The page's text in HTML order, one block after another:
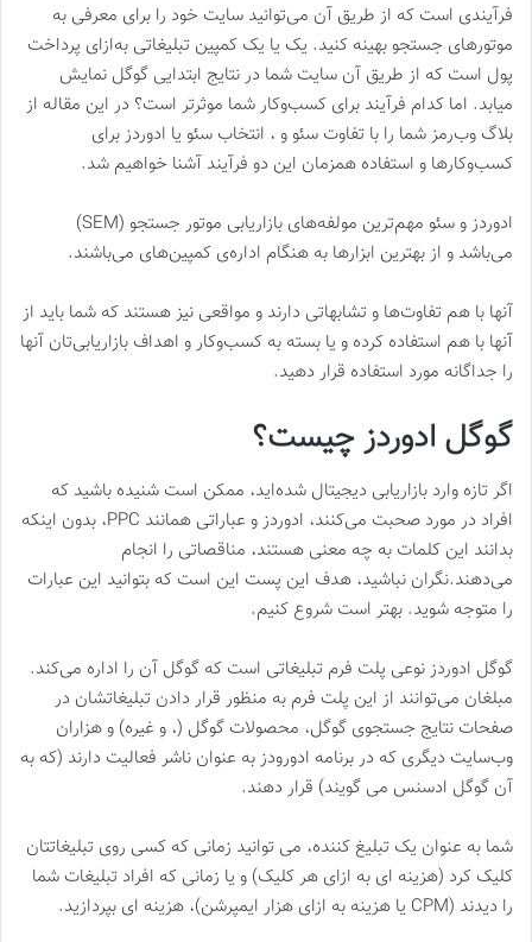
فرآیندی است که از طریق آن می‌‌توانید سایت خود را برای معرفی به
موتورهای جستجو بهینه کنید. یک یا یک کمپین تبلیغاتی به‌ازای پرداخت
پول است که از طریق آن سایت شما در نتایج ابتدایی گوگل نمایش
میابد. اما کدام فرآیند برای کسب‌وکار شما موثرتر است؟ در این مقاله از
بلاگ وب‌رمز شما را با تفاوت سئو و ، انتخاب سئو یا ادوردز برای
کسب‌وکارها و استفاده همزمان این دو فرآیند آشنا خواهیم شد.
ادوردز و سئو مهم‌ترین مولفه‌های بازاریابی موتور جستجو (SEM)
می‌باشد و از بهترین ابزارها به هنگام اداره‌ی کمپین‌های می‌باشند.
آنها با هم تفاوت‌ها و تشابهاتی دارند و مواقعی نیز هستند که شما باید از
آنها با هم استفاده کرده و یا بسته به کسب‌و‌کار و اهداف بازاریابی‌تان آنها
را جداگانه مورد استفاده قرار دهید.
گوگل ادوردز چیست؟
اگر تازه وارد بازاریابی دیجیتال شده‌اید، ممکن است شنیده باشید که
افراد در مورد صحبت می‌کنند، ادوردز و عباراتی همانند PPC، بدون اینکه
بدانند این کلمات به چه معنی هستند، مناقصاتی را انجام
می‌دهند.نگران نباشید، هدف این پست این است که بتوانید این عبارات
را متوجه شوید. بهتر است شروع کنیم.
گوگل ادوردز نوعی پلت فرم تبلیغاتی است که گوگل آن را اداره می‌کند.
مبلغان می‌توانند از این پلت فرم به منظور قرار دادن تبلیغاتشان در
صفحات نتایج جستجوی گوگل، محصولات گوگل (، و غیره) و هزاران
وب‌سایت دیگری که در برنامه ادورودز به عنوان ناشر فعالیت دارند (که به
آن گوگل ادسنس می گویند) قرار دهند.
شما به عنوان یک تبلیغ کننده، می توانید زمانی که کسی روی تبلیغاتتان
کلیک کرد (هزینه ای به ازای هر کلیک) و یا زمانی که افراد تبلیغات شما
را دیدند (CPM یا هزینه به ازای هزار ایمپرشن)، هزینه ای بپردازید.